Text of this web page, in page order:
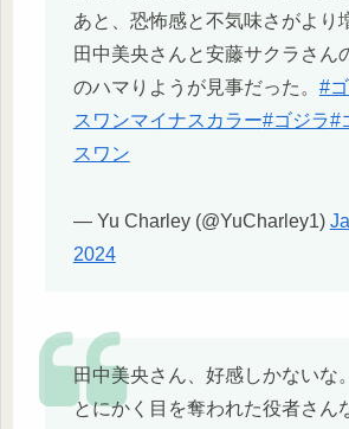
あと、恐怖感と不気味さがより
田中美央さんと安藤サクラさん
のハマりようが見事だった。 #
スワンマイナスカラー#ゴジラ#
スワン
— Yu Charley (@YuCharley1)
2024
田中美央さん、好感しかないな
とにかく目を奪われた役者さん